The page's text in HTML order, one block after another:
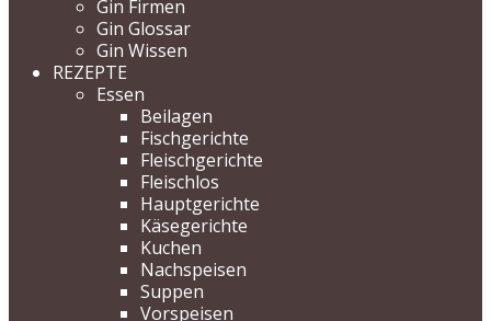
Gin Firmen
Gin Glossar
Gin Wissen
REZEPTE
Essen
Beilagen
Fischgerichte
Fleischgerichte
Fleischlos
Hauptgerichte
Käsegerichte
Kuchen
Nachspeisen
Suppen
Vorspeisen